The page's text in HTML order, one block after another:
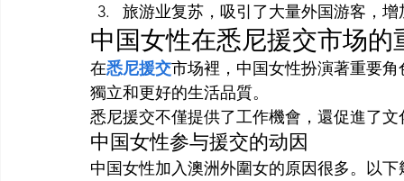
旅游业复苏，吸引了大量外国游客，增
中国女性在悉尼援交市场的
在悉尼援交市场裡，中国女性扮演著重要
獨立和更好的生活品質。
悉尼援交不僅提供了工作機會，還促進了
中国女性参与援交的动因
中国女性加入澳洲外圍女的原因很多。以